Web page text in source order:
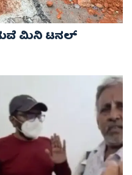
ಮಿನಿ ಟನಲ್